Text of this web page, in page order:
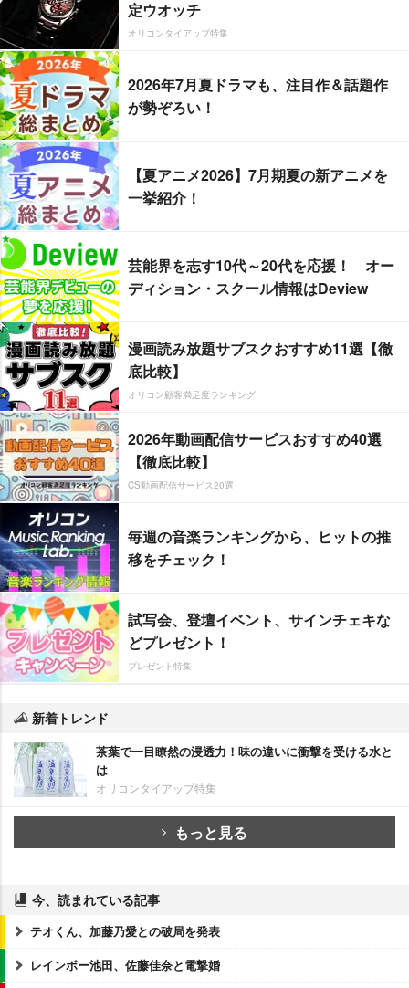
定ウオッチ
オリコンタイアップ特集
2026年7月夏ドラマも、注目作＆話題作
が勢ぞろい！
【夏アニメ2026】7月期夏の新アニメを
一挙紹介！
芸能界を志す10代～20代を応援！ オー
ディション・スクール情報はDeview
漫画読み放題サブスクおすすめ11選【徹
底比較】
オリコン顧客満足度ランキング
2026年動画配信サービスおすすめ40選
【徹底比較】
CS動画配信サービス20選
毎週の音楽ランキングから、ヒットの推
移をチェック！
試写会、登壇イベント、サインチェキな
どプレゼント！
プレゼント特集
新着トレンド
茶葉で一目瞭然の浸透力！味の違いに衝撃を受ける水と
は
オリコンタイアップ特集
もっと見る
今、読まれている記事
テオくん、加藤乃愛との破局を発表
レインボー池田、佐藤佳奈と電撃婚